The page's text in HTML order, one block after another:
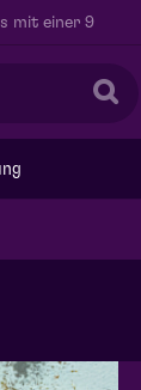
mit einer 9